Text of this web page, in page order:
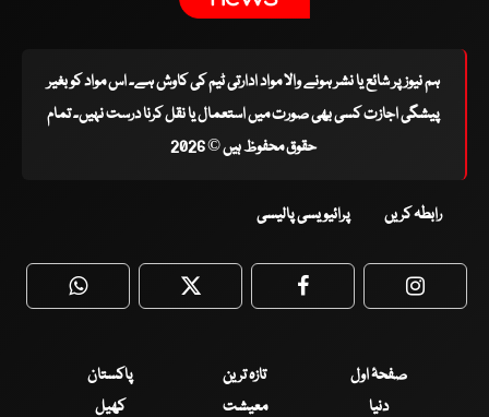
ہم نیوز پر شائع یا نشر ہونے والا مواد ادارتی ٹیم کی کاوش ہے۔ اس مواد کو بغیر
پیشگی اجازت کسی بھی صورت میں استعمال یا نقل کرنا درست نہیں۔ تمام
حقوق محفوظ ہیں © 2026
رابطہ کریں پرائیویسی پالیسی
WhatsApp Twitter Facebook
صفحۂ اول تازہ ترین
پاکستان
دنیا
معیشت کھیل